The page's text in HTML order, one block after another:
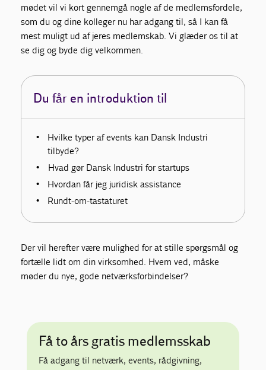
mødet vil vi kort gennemgå nogle af de medlemsfordele,
som du og dine kolleger nu har adgang til, så I kan få
mest muligt ud af jeres medlemskab. Vi glæder os til at
se dig og byde dig velkommen.
Du får en introduktion til
Hvilke typer af events kan Dansk Industri
tilbyde?
Hvad gør Dansk Industri for startups
Hvordan får jeg juridisk assistance
Rundt-om-tastaturet
Der vil herefter være mulighed for at stille spørgsmål og
fortælle lidt om din virksomhed. Hvem ved, måske
møder du nye, gode netværksforbindelser?
Få to års gratis medlemsskab
Få adgang til netværk, events, rådgivning,